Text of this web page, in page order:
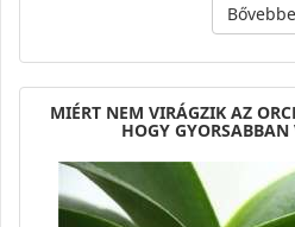
MIÉRT NEM VIRÁGZIK AZ
HOGY